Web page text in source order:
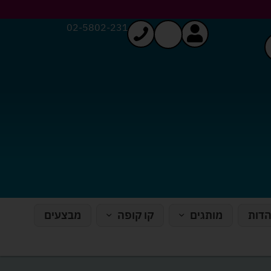
02-5802-231
מותגים קו קופה
מבצעים